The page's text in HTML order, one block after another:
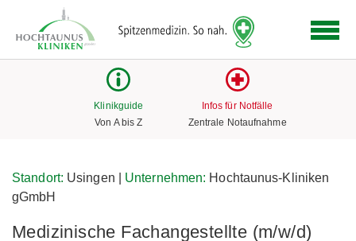
Link
zur
Klinikguide
Von A bis Z
Infos für Notfälle
Zentrale Notaufnahme
Standort: Usingen | Unternehmen: Hochtaunus-Kliniken
gGmbH
Medizinische Fachangestellte (m/w/d)